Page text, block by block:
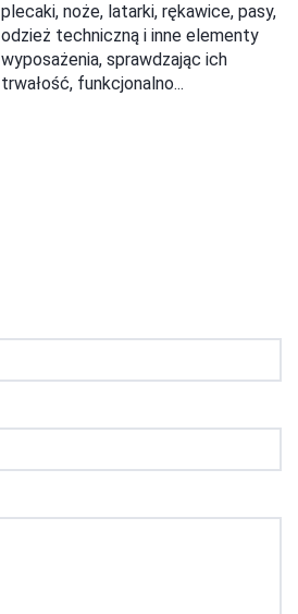
plecaki, noże, latarki, rękawice, pasy,
odzież techniczną i inne elementy
wyposażenia, sprawdzając ich
trwałość, funkcjonalno...